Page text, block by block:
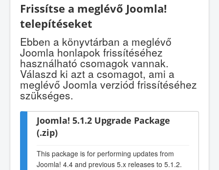
Frissítse a meglévő Joomla!
telepítéseket
Ebben a könyvtárban a meglévő
Joomla honlapok frissítéséhez
használható csomagok vannak.
Válaszd ki azt a csomagot, ami a
meglévő Joomla verziód frissítéséhez
szükséges.
Joomla! 5.1.2 Upgrade Package
(.zip)
This package is for performing updates from
Joomla! 4.4 and previous 5.x releases to 5.1.2.